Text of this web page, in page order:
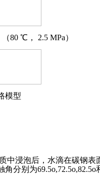
80 ℃， 2.5 MPa）
模型
浸泡后，水滴在碳钢
分别为